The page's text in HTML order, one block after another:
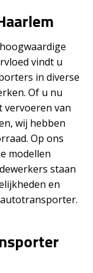
vindt u
in diverse
Of u nu
van
wij hebben
Op ons
modellen
staan
en